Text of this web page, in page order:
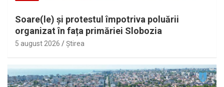
Soare(le) și protestul împotriva poluării
organizat în fața primăriei Slobozia
5 august 2026 Ştirea